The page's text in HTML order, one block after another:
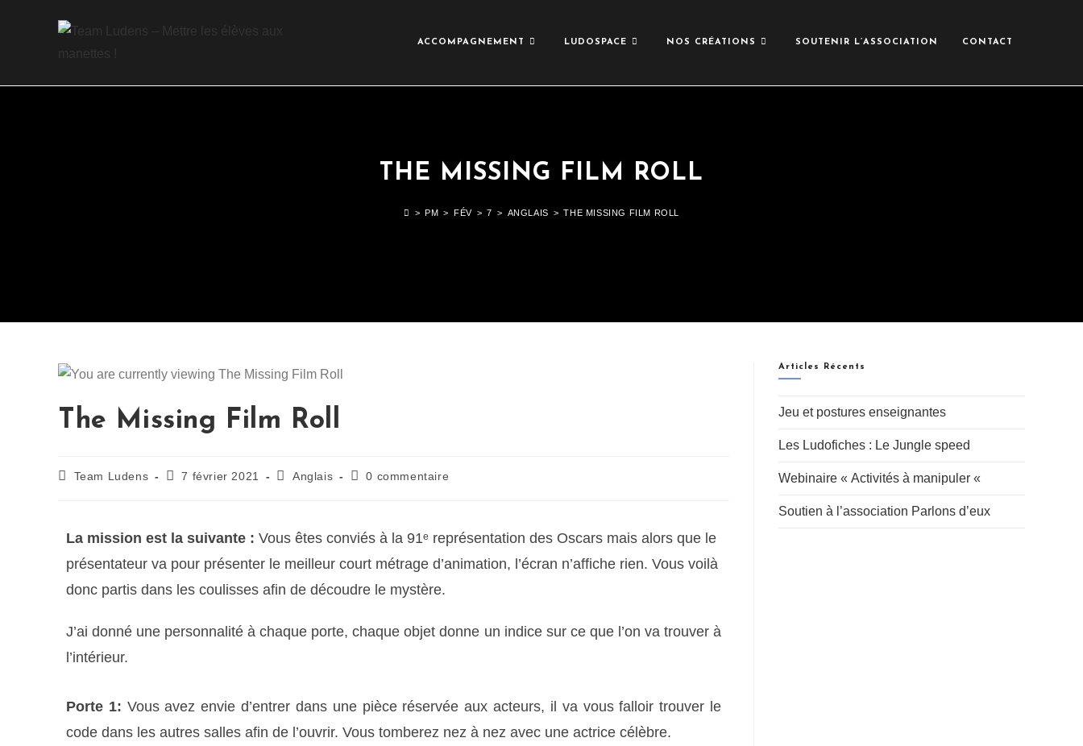
ACCOMPAGNEMENT LUDOSPACE NOS CRÉATIONS SOUTENIR L’ASSOCIATION CONTACT
THE MISSING FILM ROLL
> PM > FÉV > 7 > ANGLAIS > THE MISSING FILM ROLL
The Missing Film Roll
Team Ludens 7 février 2021 Anglais 0 commentaire
La mission est la suivante : Vous êtes conviés à la 91ᵉ représentation des Oscars mais alors que le
présentateur va pour présenter le meilleur court métrage d’animation, l’écran n’affiche rien. Vous voilà
donc partis dans les coulisses afin de découdre le mystère.
J’ai donné une personnalité à chaque porte, chaque objet donne un indice sur ce que l’on va trouver à
l’intérieur.
Porte 1: Vous avez envie d’entrer dans une pièce réservée aux acteurs, il va vous falloir trouver le
code dans les autres salles afin de l’ouvrir. Vous tomberez nez à nez avec une actrice célèbre.
Articles Récents
Jeu et postures enseignantes
Les Ludofiches : Le Jungle speed
Webinaire « Activités à manipuler «
Soutien à l’association Parlons d’eux